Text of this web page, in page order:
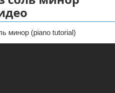
минор (piano tutorial)